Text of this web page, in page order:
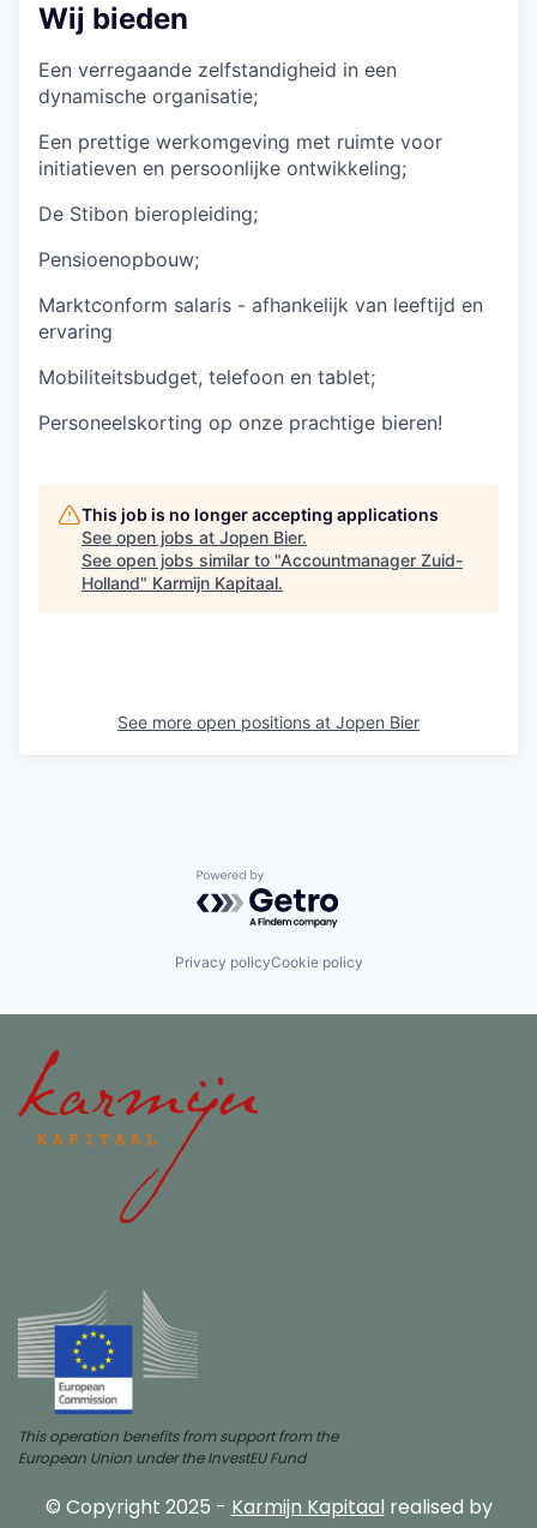
Wij bieden
Een verregaande zelfstandigheid in een
dynamische organisatie;
Een prettige werkomgeving met ruimte voor
initiatieven en persoonlijke ontwikkeling;
De Stibon bieropleiding;
Pensioenopbouw;
Marktconform salaris - afhankelijk van leeftijd en
ervaring
Mobiliteitsbudget, telefoon en tablet;
Personeelskorting op onze prachtige bieren!
This job is no longer accepting applications
See open jobs at Jopen Bier.
See open jobs similar to "Accountmanager Zuid-
Holland" Karmijn Kapitaal.
See more open positions at Jopen Bier
Powered by Getro.com
Privacy policyCookie policy
This operation benefits from support from the
European Union under the InvestEU Fund
© Copyright 2025 - Karmijn Kapitaal realised by